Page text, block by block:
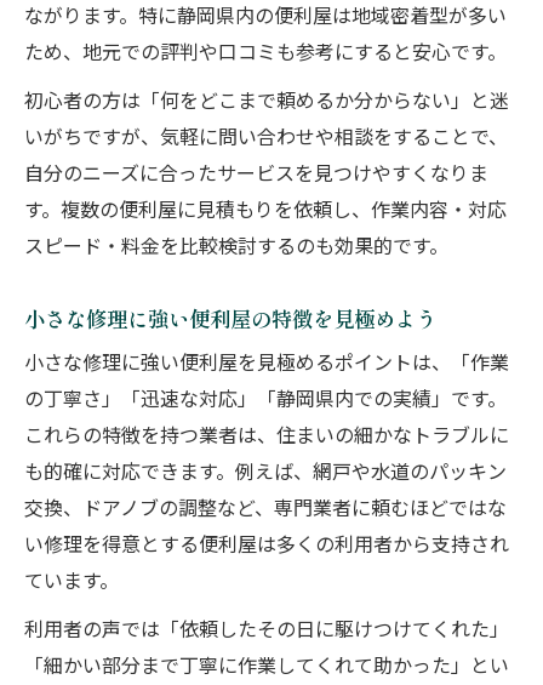
ながります。特に静岡県内の便利屋は地域密着型が多い
ため、地元での評判や口コミも参考にすると安心です。
初心者の方は「何をどこまで頼めるか分からない」と迷
いがちですが、気軽に問い合わせや相談をすることで、
自分のニーズに合ったサービスを見つけやすくなりま
す。複数の便利屋に見積もりを依頼し、作業内容・対応
スピード・料金を比較検討するのも効果的です。
小さな修理に強い便利屋の特徴を見極めよう
小さな修理に強い便利屋を見極めるポイントは、「作業
の丁寧さ」「迅速な対応」「静岡県内での実績」です。
これらの特徴を持つ業者は、住まいの細かなトラブルに
も的確に対応できます。例えば、網戸や水道のパッキン
交換、ドアノブの調整など、専門業者に頼むほどではな
い修理を得意とする便利屋は多くの利用者から支持され
ています。
利用者の声では「依頼したその日に駆けつけてくれた」
「細かい部分まで丁寧に作業してくれて助かった」とい